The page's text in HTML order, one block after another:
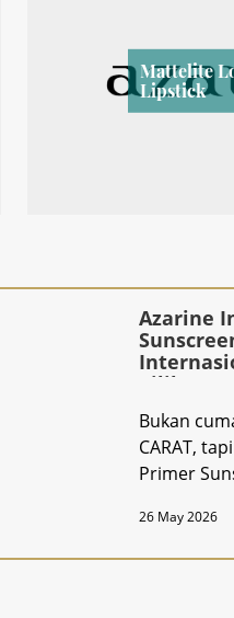
Mattelite
Lipstick
Azarine
Pilihan
Kaleng-
Bukan
CARAT,
Primer
26 May 2026